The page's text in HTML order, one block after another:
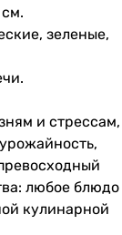
зеленые,
и стрессам,
любое блюдо
кулинарной